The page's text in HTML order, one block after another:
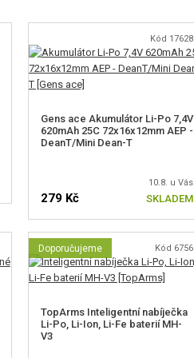
Kód 17628
Gens ace Akumulátor Li-Po 7,4V
620mAh 25C 72x16x12mm AEP -
DeanT/Mini Dean-T
10.8. u Vás
279 Kč SKLADEM
Doporučujeme Kód 6756
TopArms Inteligentní nabíječka
Li-Po, Li-Ion, Li-Fe baterií MH-
V3